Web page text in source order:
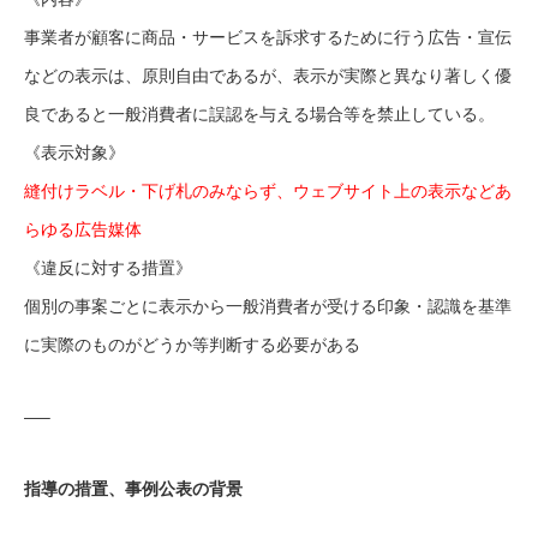
事業者が顧客に商品・サービスを訴求するために行う広告・宣伝
などの表示は、原則自由であるが、表示が実際と異なり著しく優
良であると一般消費者に誤認を与える場合等を禁止している。
《表示対象》
縫付けラベル・下げ札のみならず、ウェブサイト上の表示などあ
らゆる広告媒体
《違反に対する措置》
個別の事案ごとに表示から一般消費者が受ける印象・認識を基準
に実際のものがどうか等判断する必要がある
—–
指導の措置、事例公表の背景